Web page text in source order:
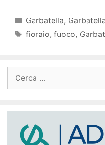
Categorie
Garbatella, Garbatella
Tag
fioraio, fuoco,
per: